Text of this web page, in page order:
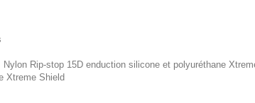
Nylon Rip-stop 15D enduction silicone et polyuréthane
Xtreme Shield